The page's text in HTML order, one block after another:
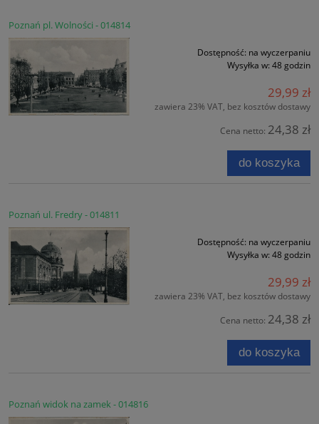
Poznań pl. Wolności - 014814
Dostępność: na wyczerpaniu
Wysyłka w: 48 godzin
29,99 zł
zawiera 23% VAT, bez kosztów dostawy
Cena netto: 24,38 zł
do koszyka
Poznań ul. Fredry - 014811
Dostępność: na wyczerpaniu
Wysyłka w: 48 godzin
29,99 zł
zawiera 23% VAT, bez kosztów dostawy
Cena netto: 24,38 zł
do koszyka
Poznań widok na zamek - 014816